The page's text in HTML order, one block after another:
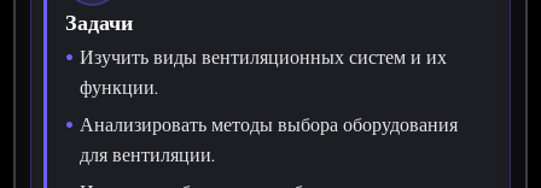
Задачи
Изучить виды вентиляционных систем и их
функции.
Анализировать методы выбора оборудования
для вентиляции.